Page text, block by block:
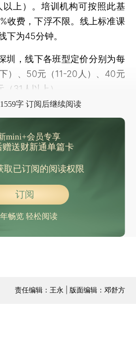
上）。培训机构可按照此基
收费，下浮不限。线上标准课
下为45分钟。
，线下各班型定价分别为每
）、50元（11-20人）、40元
31人以上）。
字 订阅后继续阅读
mini+会员专享
赠送财新通单篇卡
已订阅的阅读权限
订阅
畅览 轻松阅读
责任编辑：王永 | 版面编辑：邓舒方